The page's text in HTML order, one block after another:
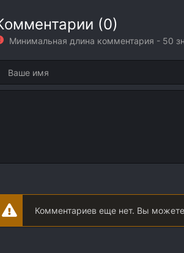
(0)
Минимальная длина комментария - 50
Комментариев еще нет. Вы